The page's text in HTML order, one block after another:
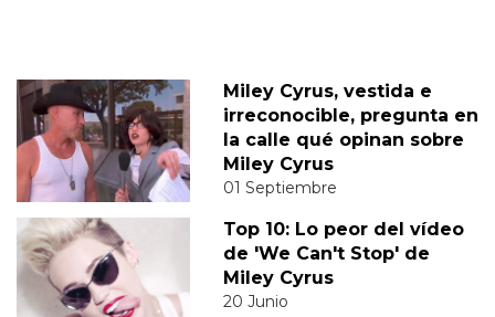
Miley Cyrus, vestida e
irreconocible, pregunta en
la calle qué opinan sobre
Miley Cyrus
01 Septiembre
Top 10: Lo peor del vídeo
de 'We Can't Stop' de
Miley Cyrus
20 Junio